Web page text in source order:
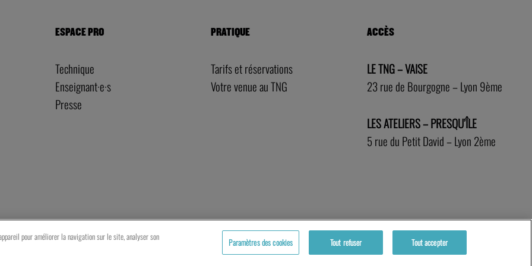
ESPACE PRO
Technique
Enseignant·e·s
Presse
PRATIQUE
Tarifs et réservations
Votre venue au TNG
ACCÈS
LE TNG – VAISE
23 rue de Bourgogne – Lyon 9ème
LES ATELIERS – PRESQU’ÎLE
5 rue du Petit David – Lyon 2ème
Mentions légales Politique de cookies
pour améliorer la navigation sur le site, analyser son
Paramètres des cookies Tout refuser Tout accepter